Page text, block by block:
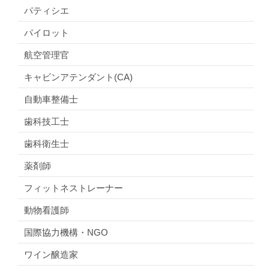
パティシエ
パイロット
航空管理官
キャビンアテンダント(CA)
自動車整備士
歯科技工士
歯科衛生士
薬剤師
フィットネストレーナー
動物看護師
国際協力機構・NGO
ワイン醸造家